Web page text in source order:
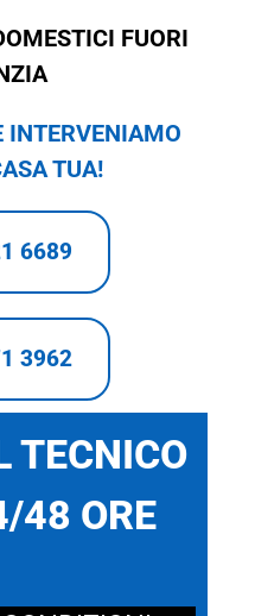
FUORI
INTERVENIAMO
TUA!
6689
3962
TECNICO
48 ORE